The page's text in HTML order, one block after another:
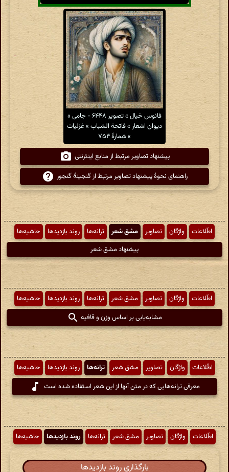
فانوس خیال » تصویر ۶۴۴۸ - جامی »
دیوان اشعار » فاتحة الشباب » غزلیات
» شمارهٔ ۷۵۴
پیشنهاد تصاویر مرتبط از منابع اینترنتی
راهنمای نحوهٔ پیشنهاد تصاویر مرتبط از گنجینهٔ گنجور
اطّلاعات واژگان تصاویر مشق شعر ترانه‌ها روند بازدیدها
حاشیه‌ها
پیشنهاد مشق شعر
اطّلاعات واژگان تصاویر مشق شعر ترانه‌ها روند بازدیدها
حاشیه‌ها
مشابه‌یابی بر اساس وزن و قافیه
اطّلاعات واژگان تصاویر مشق شعر ترانه‌ها روند بازدیدها
حاشیه‌ها
معرفی ترانه‌هایی که در متن آنها از این شعر استفاده شده است
اطّلاعات واژگان تصاویر مشق شعر ترانه‌ها روند بازدیدها حاشیه‌ها
بارگذاری روند بازدیدها